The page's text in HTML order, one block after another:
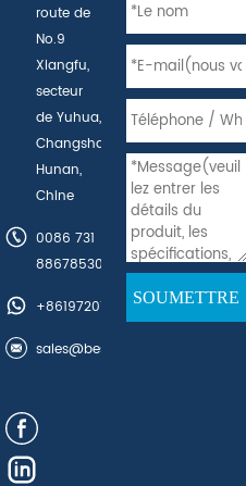
route de
No.9
Xiangfu,
secteur
de Yuhua,
Changsha,
Hunan,
Chine
0086 731
88678530
+8619720110017(WhatsApp)
sales@bestarpipe.com